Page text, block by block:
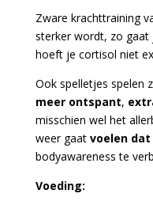
Zware krachttraining
sterker wordt, zo gaat
hoeft je cortisol niet
Ook spelletjes spelen
meer ontspant,
misschien wel het
weer gaat voelen
bodyawareness te
Voeding: